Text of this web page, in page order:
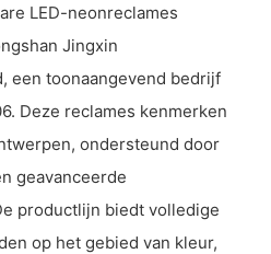
LED-neonreclames
Jingxin
een toonaangevend bedrijf
Deze reclames kenmerken
ondersteund door
geavanceerde
productlijn biedt volledige
op het gebied van kleur,